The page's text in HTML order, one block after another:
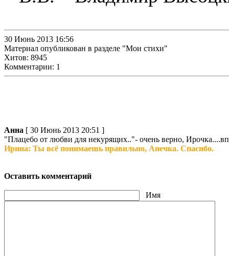
30 Июнь 2013 16:56
Материал опубликован в разделе "Мои стихи"
Хитов: 8945
Комментарии: 1
Анна [ 30 Июнь 2013 20:51 ]
"Плацебо от любви для некурящих.."- очень верно,
Ирина: Ты всё понимаешь правильно, Анечка. Спасибо.
Оставить комментарий
Имя